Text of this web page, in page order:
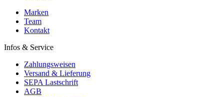
Marken
Team
Kontakt
Infos & Service
Zahlungsweisen
Versand & Lieferung
SEPA Lastschrift
AGB